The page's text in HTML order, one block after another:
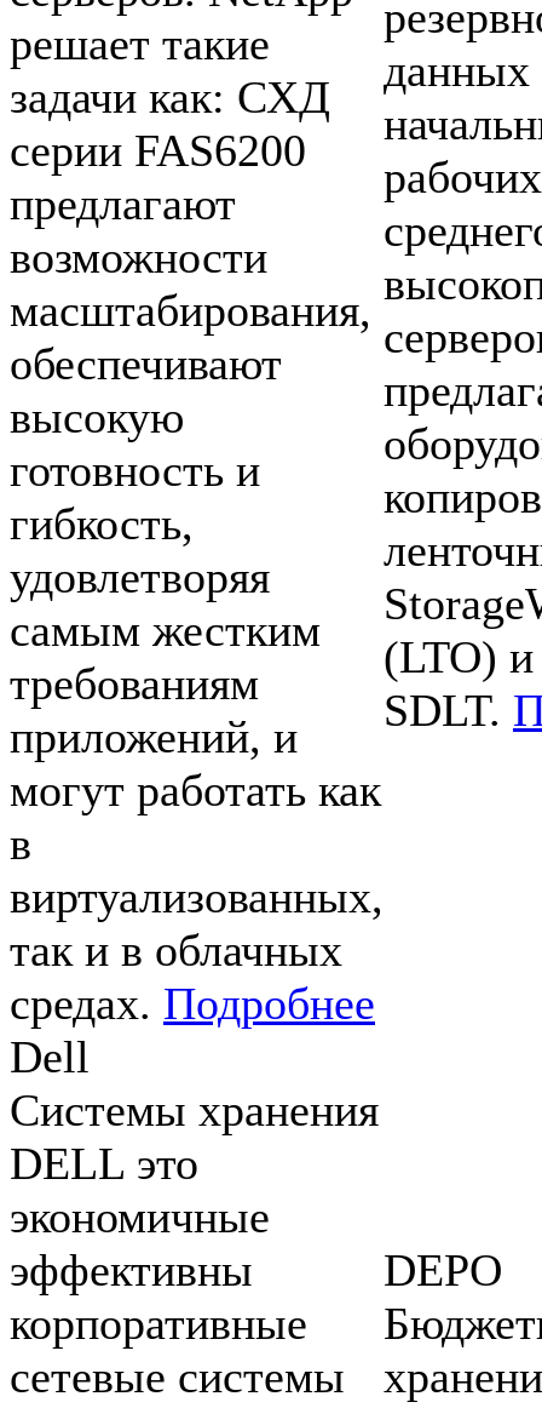
решает такие
задачи как: СХД
серии FAS6200
предлагают
возможности
масштабирования,
обеспечивают
высокую
готовность и
гибкость,
удовлетворяя
самым жестким
требованиям
приложений, и
могут работать как
в
виртуализованных,
так и в облачных
средах. Подробнее
данных
(LTO) и
SDLT.
Dell
Системы хранения
DELL это
экономичные
эффективны
корпоративные
сетевые системы
DEPO